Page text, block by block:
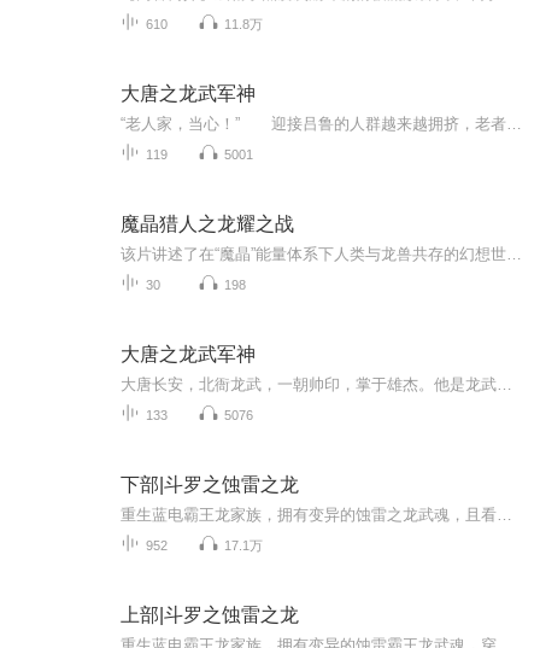
610 11.8万
大唐之龙武军神
119 5001
魔晶猎人之龙耀之战
30 198
大唐之龙武军神
133 5076
下部|斗罗之蚀雷之龙
952 17.1万
上部|斗罗之蚀雷之龙